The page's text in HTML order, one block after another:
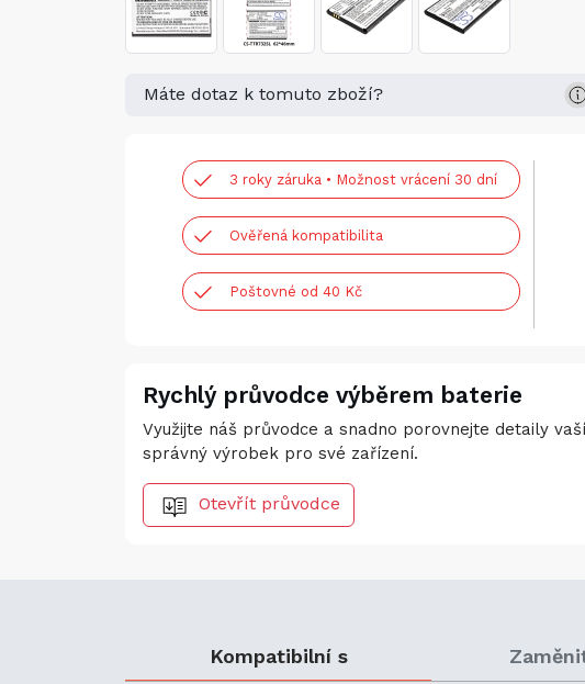
Máte dotaz k tomuto zboží?
3 roky záruka • Možnost vrácení 30 dní
Ověřená kompatibilita
Poštovné od 40 Kč
Rychlý průvodce výběrem baterie
Využijte náš průvodce a snadno porovnejte detaily
správný výrobek pro své zařízení.
Otevřít průvodce
Kompatibilní s